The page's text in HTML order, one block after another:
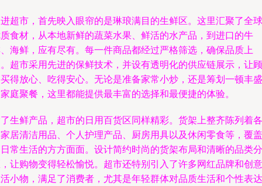
超市，首先映入眼帘的是琳琅满目的生鲜区。这里汇聚了全球
食材，从本地新鲜的蔬菜水果、鲜活的水产品，到进口的牛
海鲜，应有尽有。每一件商品都经过严格筛选，确保品质上
超市采用先进的保鲜技术，并设有透明化的供应链展示，让顾
得放心、吃得安心。无论是准备家常小炒，还是筹划一顿丰盛
庭聚餐，这里都能提供最丰富的选择和最便捷的体验。
生鲜产品，超市的日用百货区同样精彩。货架上整齐陈列着各
居清洁用品、个人护理产品、厨房用具以及休闲零食等，覆盖
常生活的方方面面。设计简约时尚的货架布局和清晰的品类分
让购物变得轻松愉悦。超市还特别引入了许多网红品牌和创意
小物，满足了消费者，尤其是年轻群体对品质生活和个性表达